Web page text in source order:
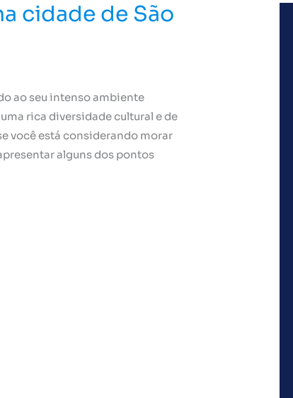
cidade de São
ao seu intenso ambiente
rica diversidade cultural e de
você está considerando morar
alguns dos pontos